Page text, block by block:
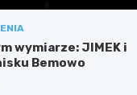
wymiarze: JIMEK i
Bemowo